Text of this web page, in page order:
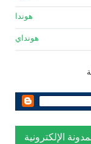
هوندا
هونداي
الإلكترونية